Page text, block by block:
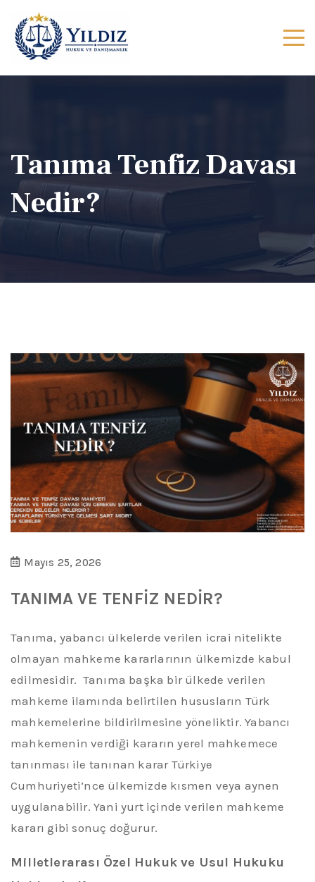
Tanıma Tenfiz Davası
Nedir?
Mayıs 25, 2026
TANIMA VE TENFİZ NEDİR?
Tanıma, yabancı ülkelerde verilen icrai nitelikte
olmayan mahkeme kararlarının ülkemizde kabul
edilmesidir. Tanıma başka bir ülkede verilen
mahkeme ilamında belirtilen hususların Türk
mahkemelerine bildirilmesine yöneliktir. Yabancı
mahkemenin verdiği kararın yerel mahkemece
tanınması ile tanınan karar Türkiye
Cumhuriyeti’nce ülkemizde kısmen veya aynen
uygulanabilir. Yani yurt içinde verilen mahkeme
kararı gibi sonuç doğurur.
Milletlerarası Özel Hukuk ve Usul Hukuku